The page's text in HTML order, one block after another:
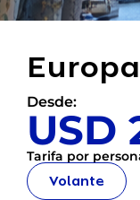
Desde:
USD
Tarifa por
Volante